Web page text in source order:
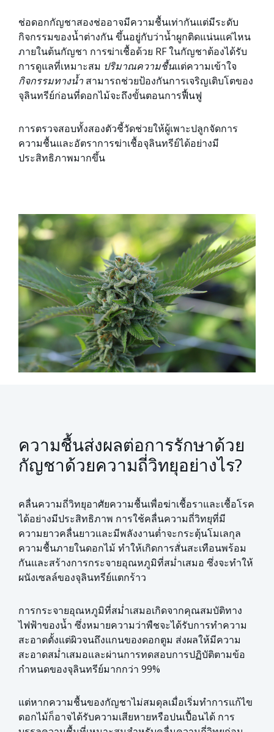
ช่อดอกกัญชาสองช่ออาจมีความชื้นเท่ากันแต่มีระดับ
กิจกรรมของน้ำต่างกัน ขึ้นอยู่กับว่าน้ำผูกติดแน่นแค่ไหน
ภายในต้นกัญชา การฆ่าเชื้อด้วย RF ในกัญชาต้องได้รับ
การดูแลที่เหมาะสม ปริมาณความชื้นแต่ความเข้าใจ
กิจกรรมทางน้ำ สามารถช่วยป้องกันการเจริญเติบโตของ
จุลินทรีย์ก่อนที่ดอกไม้จะถึงขั้นตอนการฟื้นฟู
การตรวจสอบทั้งสองตัวชี้วัดช่วยให้ผู้เพาะปลูกจัดการ
ความชื้นและอัตราการฆ่าเชื้อจุลินทรีย์ได้อย่างมี
ประสิทธิภาพมากขึ้น
ความชื้นส่งผลต่อการรักษาด้วย
กัญชาด้วยความถี่วิทยุอย่างไร?
คลื่นความถี่วิทยุอาศัยความชื้นเพื่อฆ่าเชื้อราและเชื้อโรค
ได้อย่างมีประสิทธิภาพ การใช้คลื่นความถี่วิทยุที่มี
ความยาวคลื่นยาวและมีพลังงานต่ำจะกระตุ้นโมเลกุล
ความชื้นภายในดอกไม้ ทำให้เกิดการสั่นสะเทือนพร้อม
กันและสร้างการกระจายอุณหภูมิที่สม่ำเสมอ ซึ่งจะทำให้
ผนังเซลล์ของจุลินทรีย์แตกร้าว
การกระจายอุณหภูมิที่สม่ำเสมอเกิดจากคุณสมบัติทาง
ไฟฟ้าของน้ำ ซึ่งหมายความว่าพืชจะได้รับการทำความ
สะอาดตั้งแต่ผิวจนถึงแกนของดอกตูม ส่งผลให้มีความ
สะอาดสม่ำเสมอและผ่านการทดสอบการปฏิบัติตามข้อ
กำหนดของจุลินทรีย์มากกว่า 99%
แต่หากความชื้นของกัญชาไม่สมดุลเมื่อเริ่มทำการแก้ไข
ดอกไม้ก็อาจได้รับความเสียหายหรือปนเปื้อนได้ การ